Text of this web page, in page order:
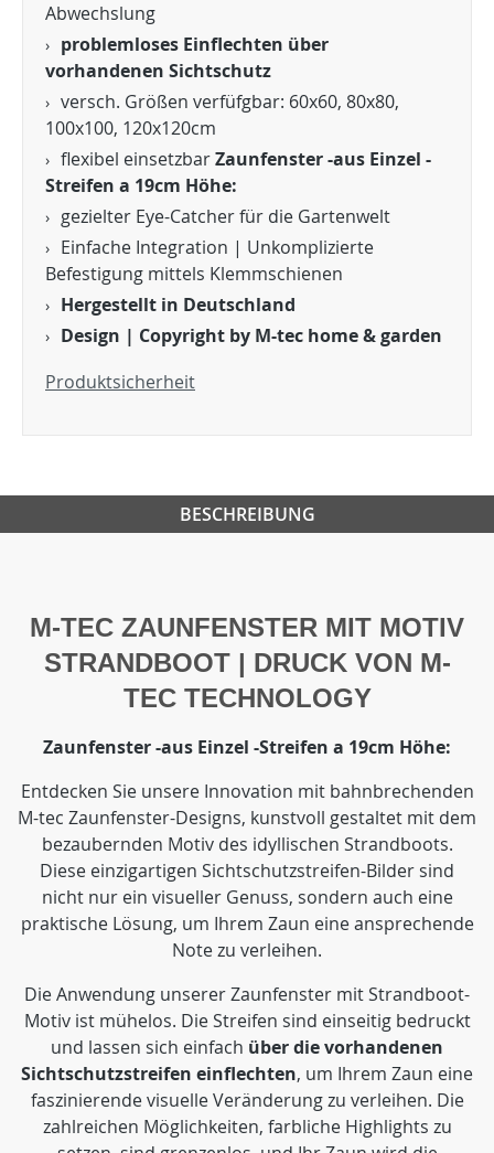
Abwechslung
problemloses Einflechten über
vorhandenen Sichtschutz
versch. Größen verfüfgbar: 60x60, 80x80,
100x100, 120x120cm
flexibel einsetzbarZaunfenster -aus Einzel -
Streifen a 19cm Höhe:
gezielter Eye-Catcher für die Gartenwelt
Einfache Integration | Unkomplizierte
Befestigung mittels Klemmschienen
Hergestellt in Deutschland
Design | Copyright by M-tec home & garden
Produktsicherheit
BESCHREIBUNG
M-TEC ZAUNFENSTER MIT MOTIV
STRANDBOOT | DRUCK VON M-
TEC TECHNOLOGY
Zaunfenster -aus Einzel -Streifen a 19cm Höhe:
Entdecken Sie unsere Innovation mit bahnbrechenden
M-tec Zaunfenster-Designs, kunstvoll gestaltet mit dem
bezaubernden Motiv des idyllischen Strandboots.
Diese einzigartigen Sichtschutzstreifen-Bilder sind
nicht nur ein visueller Genuss, sondern auch eine
praktische Lösung, um Ihrem Zaun eine ansprechende
Note zu verleihen.
Die Anwendung unserer Zaunfenster mit Strandboot-
Motiv ist mühelos. Die Streifen sind einseitig bedruckt
und lassen sich einfach über die vorhandenen
Sichtschutzstreifen einflechten, um Ihrem Zaun eine
faszinierende visuelle Veränderung zu verleihen. Die
zahlreichen Möglichkeiten, farbliche Highlights zu